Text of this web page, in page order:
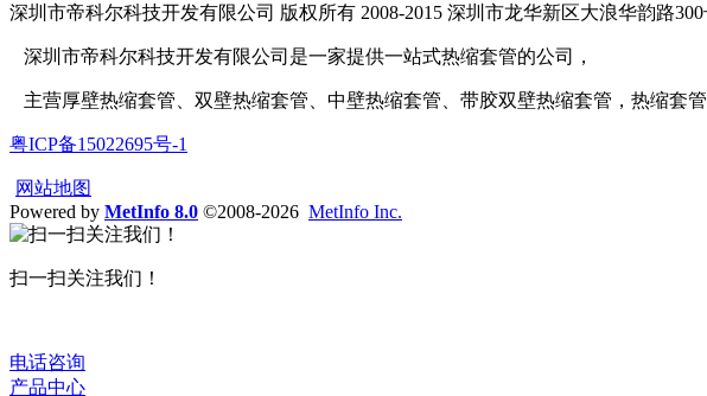
深圳市帝科尔科技开发有限公司 版权所有 2008-2015 深圳市龙华新区大浪华韵路
深圳市帝科尔科技开发有限公司是一家提供一站式热缩套管的公司，
主营厚壁热缩套管、双壁热缩套管、中壁热缩套管、带胶双壁热缩套管，热缩套管
粤ICP备15022695号-1
网站地图
Powered by MetInfo 8.0 ©2008-2026 MetInfo Inc.
扫一扫关注我们！
电话咨询
产品中心